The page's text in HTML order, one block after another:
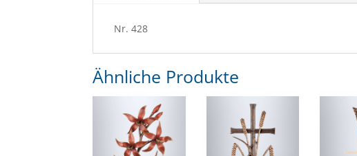
Nr. 428
Ähnliche Produkte